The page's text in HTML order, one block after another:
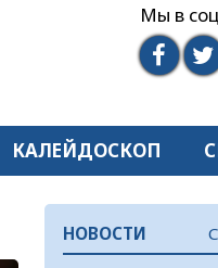
Мы в
КАЛЕЙДОСКОП
НОВОСТИ